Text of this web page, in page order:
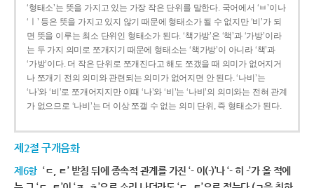
‘형태소’는 뜻을 가지고 있는 가장 작은 단위를 말한다. 국어에서 ‘ㅂ’이나
‘ㅣ’ 등은 뜻을 가지고 있지 않기 때문에 형태소가 될 수 없지만 ‘비’가 되
면 뜻을 이루는 최소 단위인 형태소가 된다. ‘책가방’은 ‘책’과 ‘가방’이라
는 두 가지 의미로 쪼개지기 때문에 형태소는 ‘책가방’이 아니라 ‘책’과
‘가방’이다. 더 작은 단위로 쪼개진다고 해도 쪼갰을 때 의미가 없어지거
나 쪼개기 전의 의미와 관련되는 의미가 없어지면 안 된다. ‘나비’는
‘나’와 ‘비’로 쪼개어지지만 이때 ‘나’와 ‘비’는 ‘나비’의 의미와는 전혀 관계
가 없으므로 ‘나비’는 더 이상 쪼갤 수 없는 의미 단위, 즉 형태소가 된다.
제2절 구개음화
제6항 ‘ㄷ, ㅌ’ 받침 뒤에 종속적 관계를 가진 ‘- 이(-)’나 ‘- 히 -’가 올 적에